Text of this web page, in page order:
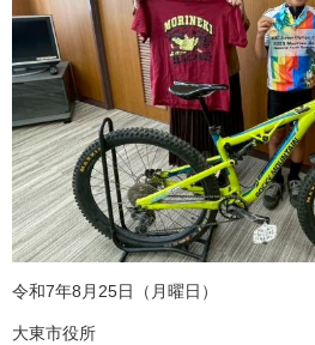
令和7年8月25日（月曜日）
大東市役所